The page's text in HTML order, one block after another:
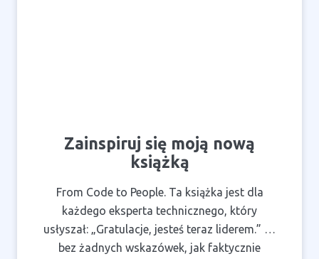
Zainspiruj się moją nową
książką
From Code to People. Ta książka jest dla
każdego eksperta technicznego, który
usłyszał: „Gratulacje, jesteś teraz liderem.” …
bez żadnych wskazówek, jak faktycznie